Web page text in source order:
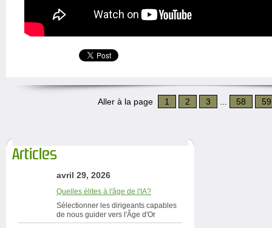
Aller à la page 1 2 3 58 59
Articles
avril 29, 2026
Quelles élites à l'âge de l'IA?
Sélectionner les dirigeants capables
de nous guider vers l'Âge d'Or